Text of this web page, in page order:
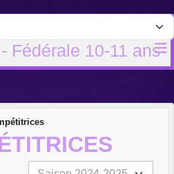
Fédérale 10-11 ans